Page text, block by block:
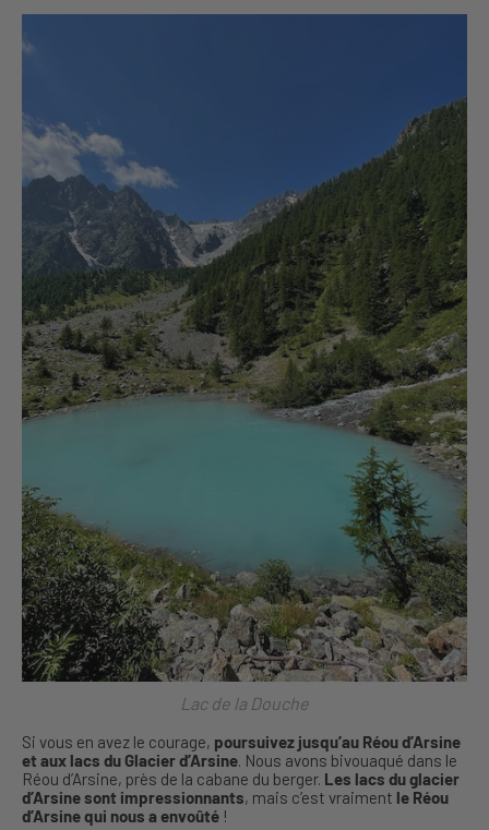
Lac de la Douche
Si vous en avez le courage, poursuivez jusqu’au Réou d’Arsine
et aux lacs du Glacier d’Arsine . Nous avons bivouaqué dans le
Réou d’Arsine, près de la cabane du berger. Les lacs du glacier
d’Arsine sont impressionnants, mais c’est vraiment le Réou
d’Arsine qui nous a envoûté !